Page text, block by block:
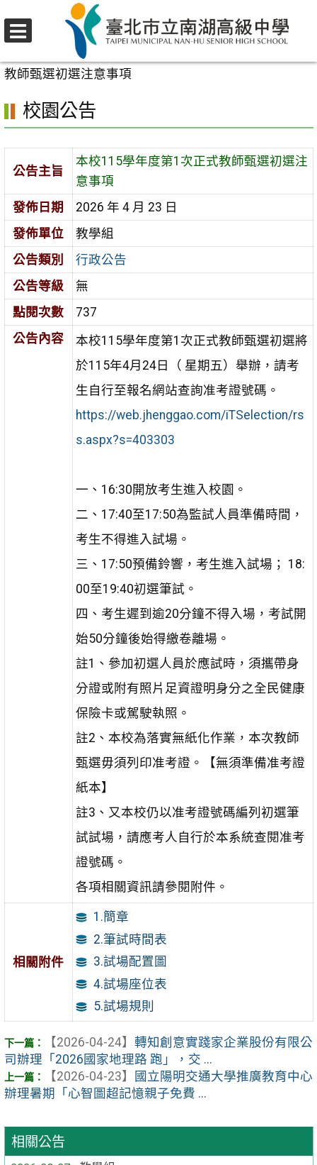
至
要
區
校園公告
教師甄選初選注意事項
相關公告
校園公告
公告主旨
本校115學年度第1次正式教師甄選初選注
意事項
發佈日期
2026 年 4 月 23 日
發佈單位
教學組
公告類別
行政公告
公告等級
無
點閱次數
737
公告內容
本校115學年度第1次正式教師甄選初選將
於115年4月24日（ 星期五）舉辦，請考
生自行至報名網站查詢准考證號碼。
https://web.jhenggao.com/iTSelection/rs
s.aspx?s=403303
一、16:30開放考生進入校園。
二、17:40至17:50為監試人員準備時間，
考生不得進入試場。
三、17:50預備鈴響，考生進入試場； 18:
00至19:40初選筆試。
四、考生遲到逾20分鐘不得入場，考試開
始50分鐘後始得繳卷離場。
註1、參加初選人員於應試時，須攜帶身
分證或附有照片足資證明身分之全民健康
保險卡或駕駛執照。
註2、本校為落實無紙化作業，本次教師
甄選毋須列印准考證。【無須準備准考證
紙本】
註3、又本校仍以准考證號碼編列初選筆
試試場，請應考人自行於本系統查閱准考
證號碼。
各項相關資訊請參閱附件。
相關附件
1.簡章
2.筆試時間表
3.試場配置圖
4.試場座位表
5.試場規則
【2026-04-24】 轉知創意實踐家企業股份有限公
司辦理「2026國家地理路 跑」，交 ...
【2026-04-23】
國立陽明交通大學推廣教育中心
辦理暑期「心智圖超記憶親子免費 ...
選
單